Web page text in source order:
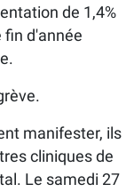
de 1,4%
fin d'année
manifester, ils
cliniques de
Le samedi 27